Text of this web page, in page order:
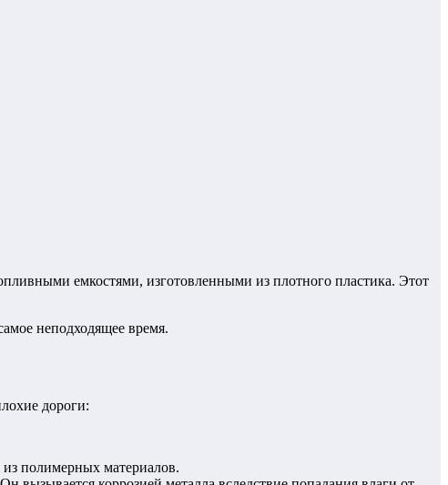
емкостями, изготовленными из плотного пластика. Этот
неподходящее время.
дороги:
полимерных материалов.